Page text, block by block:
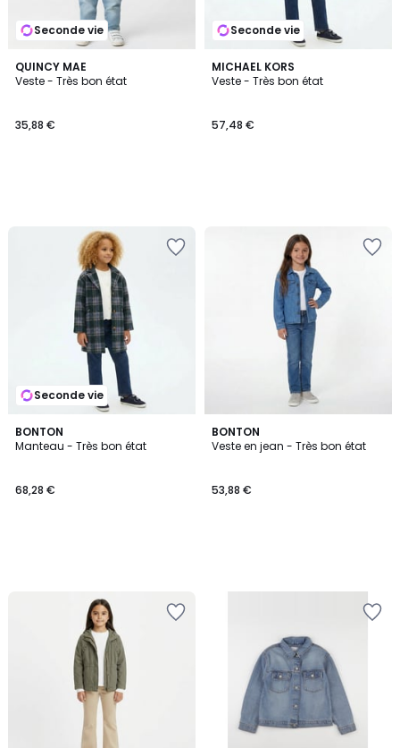
Seconde vie
QUINCY MAE
Veste - Très bon état
35,88 €
Seconde vie
MICHAEL KORS
Veste - Très bon état
57,48 €
Seconde vie
BONTON
Manteau - Très bon état
68,28 €
BONTON
Veste en jean - Très bon état
53,88 €